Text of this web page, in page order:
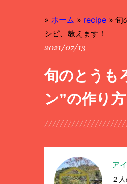
» ホーム » recipe » 旬
シピ、教えます！
2021/07/13
旬のとうも
ン”の作り
ア
２